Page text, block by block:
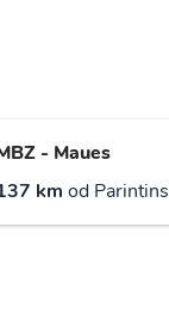
- Maues
km od Parintins